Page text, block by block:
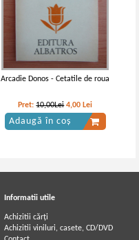
Arcadie Donos - Cetatile de roua
Pret:10,00Lei 4,00 Lei
Adaugă în coș
Informatii utile
Achizitii cărți
Achizitii viniluri, casete, CD/DVD